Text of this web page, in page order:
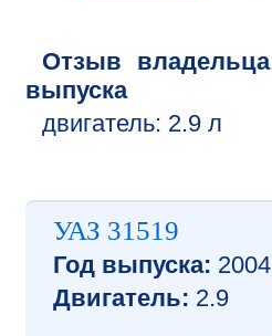
Отзыв владельца
выпуска
двигатель: 2.9 л
УАЗ 31519
Год выпуска: 2004
Двигатель: 2.9